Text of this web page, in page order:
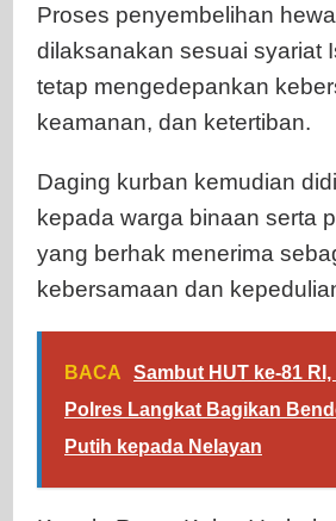
Proses penyembelihan
dilaksanakan sesuai syariat
tetap mengedepankan
keamanan, dan ketertiban.
Daging kurban kemudian
kepada warga binaan serta
yang berhak menerima
kebersamaan dan
BACA
Sambut HUT ke-81
Polres Langkat Bagikan
Putih kepada Nelayan